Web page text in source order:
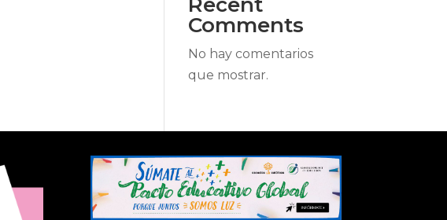
Comments
No hay comentarios
que mostrar.